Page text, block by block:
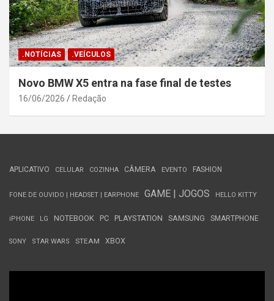
.NOTÍCIAS .VEÍCULOS
Novo BMW X5 entra na fase final de testes
16/06/2026 Redação
APLICATIVO CELULAR COZINHA CÂMERA EVENTO FASHION
FONE DE OUVIDO | HEADSET | EARPHONE GAME | JOGOS HELLO KITTY
iPHONE LG NOTEBOOK PC PLAYSTATION SAMSUNG SMARTPHONE
SONY STAR WARS STEAM XBOX